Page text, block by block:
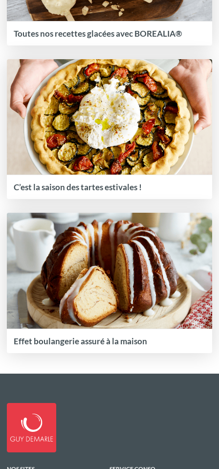
Toutes nos recettes glacées avec BOREALIA®
C’est la saison des tartes estivales !
Effet boulangerie assuré à la maison